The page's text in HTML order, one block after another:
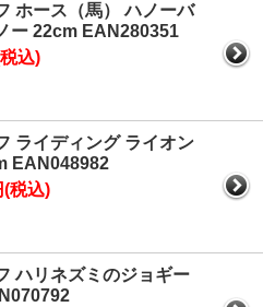
ホース（馬） ハノーバ
ー 22cm EAN280351
込)
ライディング ライオン
EAN048982
(税込)
ハリネズミのジョギー